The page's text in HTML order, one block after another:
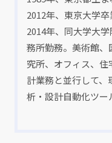
2012年、東京大学卒
2014年、同大学大
務所勤務。美術館
究所、オフィス、
計業務と並行して
析・設計自動化ツー